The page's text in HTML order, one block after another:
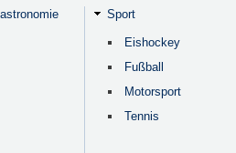
Sport
Eishockey
Fußball
Motorsport
Tennis